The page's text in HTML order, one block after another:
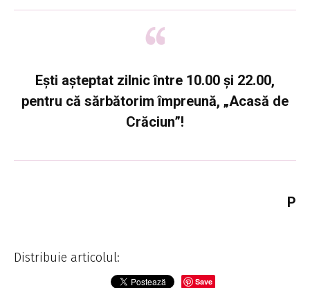
Ești așteptat zilnic între 10.00 și 22.00,
pentru că sărbătorim împreună, „Acasă de
Crăciun”!
P
Distribuie articolul:
Save